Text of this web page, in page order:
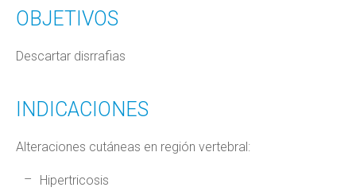
OBJETIVOS
Descartar disrrafias
INDICACIONES
Alteraciones cutáneas en región vertebral:
Hipertricosis